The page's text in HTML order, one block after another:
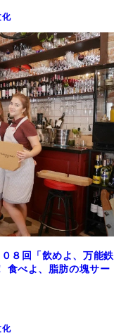
化
８回「飲めよ、万能鉄
食べよ、脂肪の塊サー
化